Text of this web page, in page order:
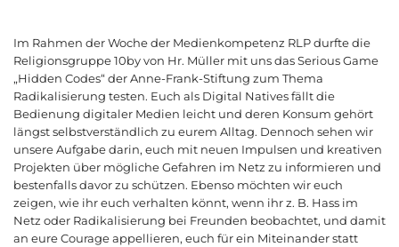
Im Rahmen der Woche der Medienkompetenz RLP durfte die
Religionsgruppe 10by von Hr. Müller mit uns das Serious Game
„Hidden Codes“ der Anne-Frank-Stiftung zum Thema
Radikalisierung testen. Euch als Digital Natives fällt die
Bedienung digitaler Medien leicht und deren Konsum gehört
längst selbstverständlich zu eurem Alltag. Dennoch sehen wir
unsere Aufgabe darin, euch mit neuen Impulsen und kreativen
Projekten über mögliche Gefahren im Netz zu informieren und
bestenfalls davor zu schützen. Ebenso möchten wir euch
zeigen, wie ihr euch verhalten könnt, wenn ihr z. B. Hass im
Netz oder Radikalisierung bei Freunden beobachtet, und damit
an eure Courage appellieren, euch für ein Miteinander statt